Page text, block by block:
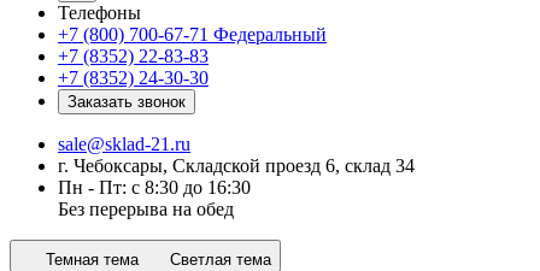
Телефоны
+7 (800) 700-67-71 Федеральный
+7 (8352) 22-83-83
+7 (8352) 24-30-30
Заказать звонок
sale@sklad-21.ru
г. Чебоксары, Складской проезд 6, склад 34
Пн - Пт: с 8:30 до 16:30
Без перерыва на обед
Темная тема Светлая тема